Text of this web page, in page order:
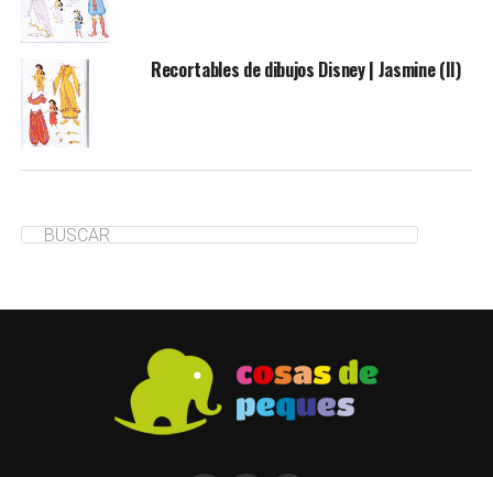
Recortables de dibujos Disney | Jasmine (II)